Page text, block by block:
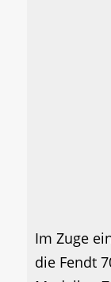
Im Zuge
die Fendt